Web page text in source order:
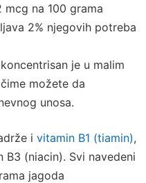
na 100 grama
2% njegovih potreba
je u malim
možete da
unosa.
i vitamin B1 (tiamin),
B3 (niacin). Svi navedeni
jagoda